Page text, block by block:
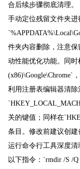
合后续步骤彻底清理。
手动定位残留文件夹
件夹内容删除，注意保
动性能优化功能。同时
(x86)\Google\Chrome`
利用注册表编辑器清除
关的键值；同样在
条目。修改前建议创建
运行命令行工具深度
以下指令：`rmdir /S /Q